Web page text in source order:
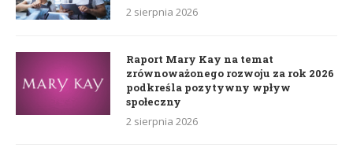
2 sierpnia 2026
Raport Mary Kay na temat
zrównoważonego rozwoju za rok 2026
podkreśla pozytywny wpływ
społeczny
2 sierpnia 2026